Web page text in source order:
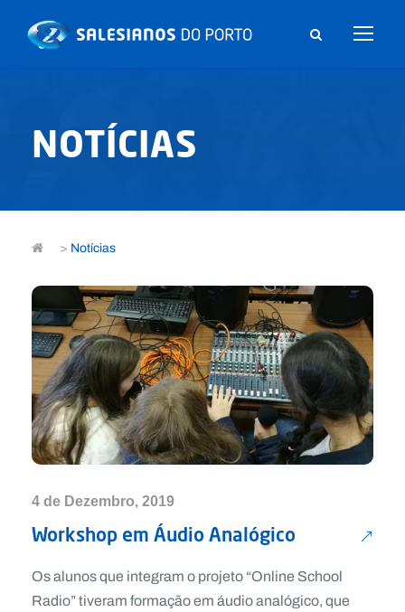
NOTÍCIAS
> Notícias
4 de Dezembro, 2019
Workshop em Áudio Analógico
Os alunos que integram o projeto “Online School
Radio” tiveram formação em áudio analógico, que